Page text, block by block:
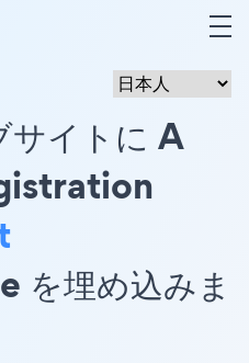
サイトに A
埋め込みま